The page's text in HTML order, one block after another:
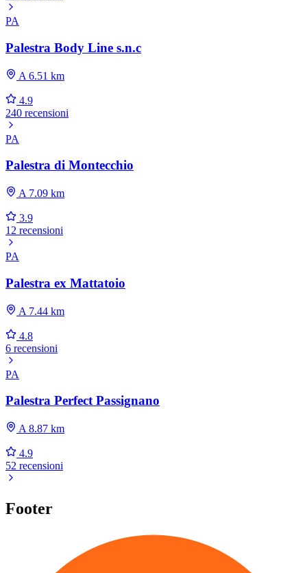
PA
Palestra Body Line s.n.c
A 6.51 km
4.9
240 recensioni
PA
Palestra di Montecchio
A 7.09 km
3.9
12 recensioni
PA
Palestra ex Mattatoio
A 7.44 km
4.8
6 recensioni
PA
Palestra Perfect Passignano
A 8.87 km
4.9
52 recensioni
Footer